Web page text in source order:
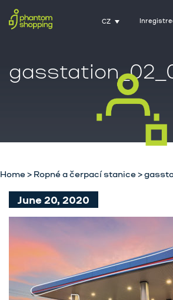
CZ
Domovská
O nás
Trénink s
Home> Ropné a čerpací stanice>
June 20, 2020